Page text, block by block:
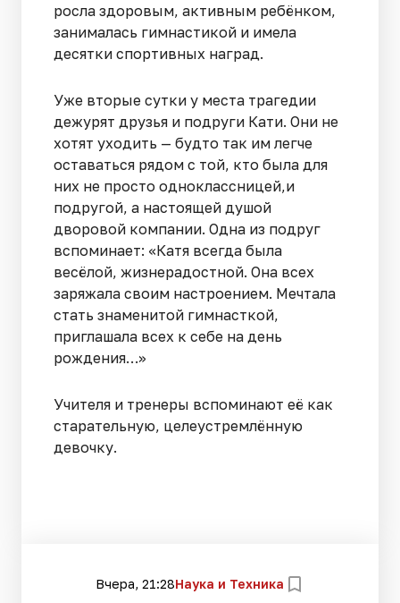
росла здоровым, активным ребёнком,
занималась гимнастикой и имела
десятки спортивных наград.
Уже вторые сутки у места трагедии
дежурят друзья и подруги Кати. Они не
хотят уходить — будто так им легче
оставаться рядом с той, кто была для
них не просто одноклассницей,и
подругой, а настоящей душой
дворовой компании. Одна из подруг
вспоминает: «Катя всегда была
весёлой, жизнерадостной. Она всех
заряжала своим настроением. Мечтала
стать знаменитой гимнасткой,
приглашала всех к себе на день
рождения…»
Учителя и тренеры вспоминают её как
старательную, целеустремлённую
девочку.
Вчера, 21:28Наука и Техника